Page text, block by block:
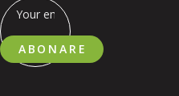
ABONARE